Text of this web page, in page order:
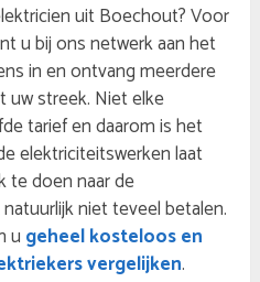
uit Boechout? Voor
u bij ons netwerk aan het
in en ontvang meerdere
uw streek. Niet elke
tarief en daarom is het
elektriciteitswerken laat
te doen naar de
niet teveel betalen.
u geheel kosteloos en
vergelijken.